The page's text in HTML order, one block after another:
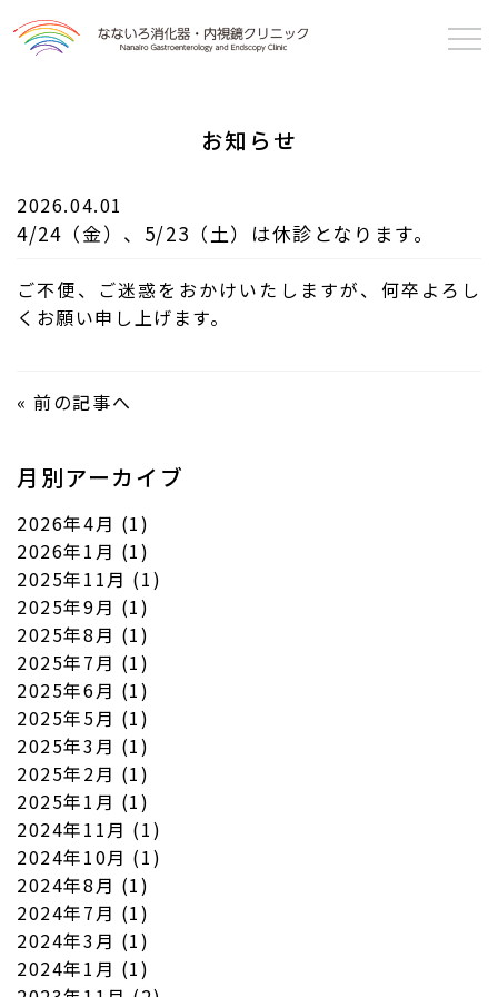
内視鏡クリニック
お知らせ
2026.04.01
4/24（金）、5/23（土）は休診となります。
ご不便、ご迷惑をおかけいたしますが、何卒よろし
くお願い申し上げます。
«前の記事へ
月別アーカイブ
2026年4月 (1)
2026年1月 (1)
2025年11月 (1)
2025年9月 (1)
2025年8月 (1)
2025年7月 (1)
2025年6月 (1)
2025年5月 (1)
2025年3月 (1)
2025年2月 (1)
2025年1月 (1)
2024年11月 (1)
2024年10月 (1)
2024年8月 (1)
2024年7月 (1)
2024年3月 (1)
2024年1月 (1)